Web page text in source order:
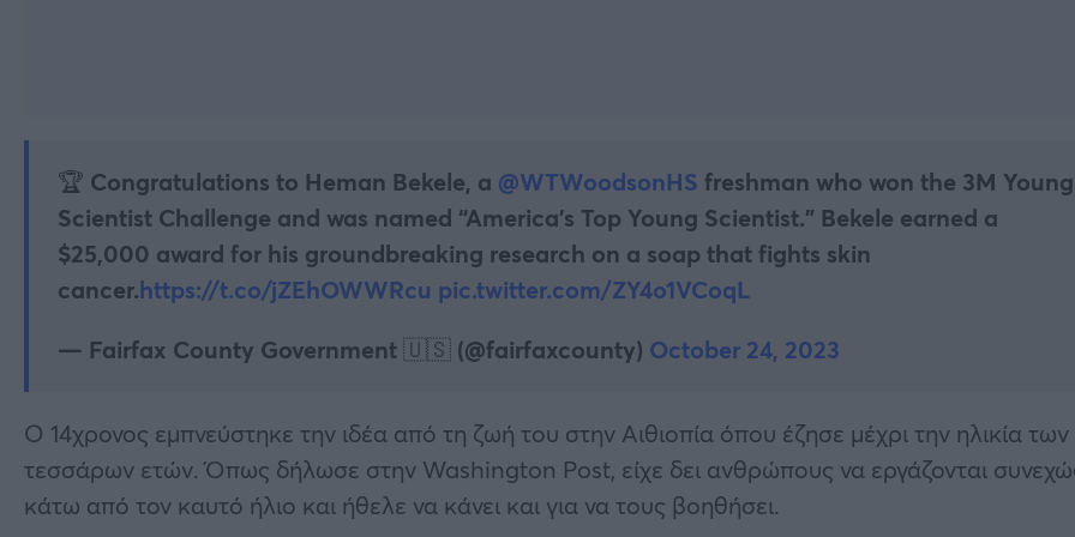
🏆 Congratulations to Heman Bekele, a @WTWoodsonHS freshman who won the 3M Young
Scientist Challenge and was named “America’s Top Young Scientist.” Bekele earned a
$25,000 award for his groundbreaking research on a soap that fights skin
cancer.https://t.co/jZEhOWWRcu pic.twitter.com/ZY4o1VCoqL
— Fairfax County Government 🇺🇸 (@fairfaxcounty) October 24, 2023
Ο 14χρονος εμπνεύστηκε την ιδέα από τη ζωή του στην Αιθιοπία όπου έζησε μέχρι την ηλικία των
τεσσάρων ετών. Όπως δήλωσε στην Washington Post, είχε δει ανθρώπους να εργάζονται
κάτω από τον καυτό ήλιο και ήθελε να κάνει και για να τους βοηθήσει.